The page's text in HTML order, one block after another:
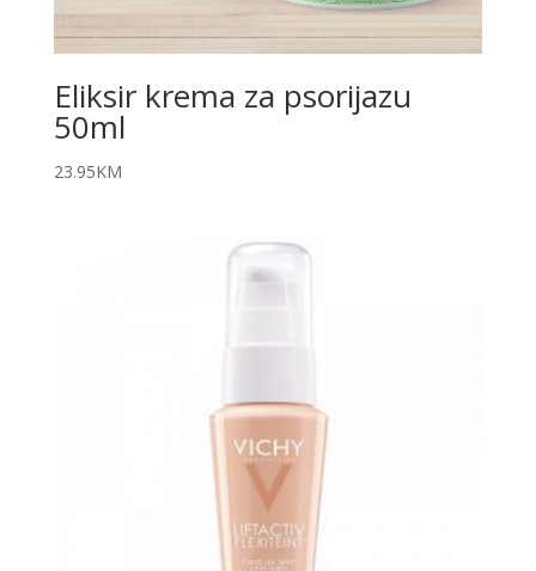
Eliksir krema za psorijazu
50ml
23.95KM